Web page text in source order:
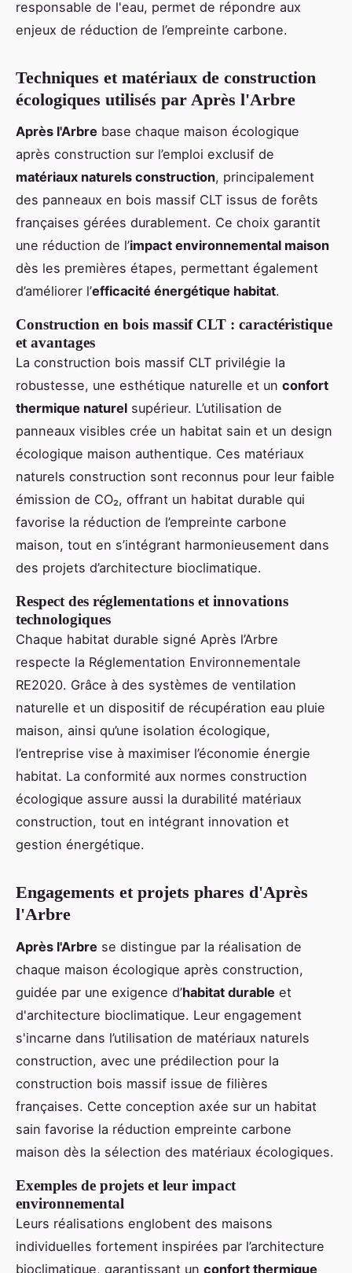
responsable de l'eau, permet de répondre aux
enjeux de réduction de l’empreinte carbone.
Techniques et matériaux de construction
écologiques utilisés par Après l'Arbre
Après l'Arbre base chaque maison écologique
après construction sur l’emploi exclusif de
matériaux naturels construction, principalement
des panneaux en bois massif CLT issus de forêts
françaises gérées durablement. Ce choix garantit
une réduction de l’impact environnemental maison
dès les premières étapes, permettant également
d’améliorer l’efficacité énergétique habitat.
Construction en bois massif CLT : caractéristique
et avantages
La construction bois massif CLT privilégie la
robustesse, une esthétique naturelle et un confort
thermique naturel supérieur. L’utilisation de
panneaux visibles crée un habitat sain et un design
écologique maison authentique. Ces matériaux
naturels construction sont reconnus pour leur faible
émission de CO₂, offrant un habitat durable qui
favorise la réduction de l’empreinte carbone
maison, tout en s’intégrant harmonieusement dans
des projets d’architecture bioclimatique.
Respect des réglementations et innovations
technologiques
Chaque habitat durable signé Après l’Arbre
respecte la Réglementation Environnementale
RE2020. Grâce à des systèmes de ventilation
naturelle et un dispositif de récupération eau pluie
maison, ainsi qu’une isolation écologique,
l’entreprise vise à maximiser l’économie énergie
habitat. La conformité aux normes construction
écologique assure aussi la durabilité matériaux
construction, tout en intégrant innovation et
gestion énergétique.
Engagements et projets phares d'Après
l'Arbre
Après l'Arbre se distingue par la réalisation de
chaque maison écologique après construction,
guidée par une exigence d’habitat durable et
d'architecture bioclimatique. Leur engagement
s'incarne dans l’utilisation de matériaux naturels
construction, avec une prédilection pour la
construction bois massif issue de filières
françaises. Cette conception axée sur un habitat
sain favorise la réduction empreinte carbone
maison dès la sélection des matériaux écologiques.
Exemples de projets et leur impact
environnemental
Leurs réalisations englobent des maisons
individuelles fortement inspirées par l’architecture
bioclimatique, garantissant un confort thermique